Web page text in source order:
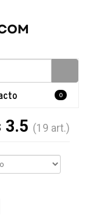
0
3.5 (19 art.)